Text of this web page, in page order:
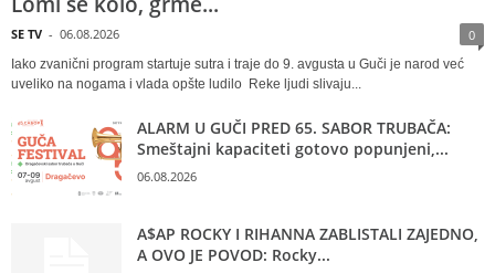
SE TV - 06.08.2026 0
Iako zvanični program startuje sutra i traje do 9. avgusta u Guči je narod već
uveliko na nogama i vlada opšte ludilo Reke ljudi slivaju...
ALARM U GUČI PRED 65. SABOR TRUBAČA:
Smeštajni kapaciteti gotovo popunjeni,...
06.08.2026
A$AP ROCKY I RIHANNA ZABLISTALI ZAJEDNO,
A OVO JE POVOD: Rocky...